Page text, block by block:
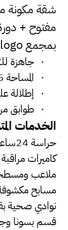
شقة مكونة
مفتوح +
بمجمع
· جاهزة
· المساحة 85م٢
· إطلالة
· طوابق
الخدمات
حراسة 24ساعة
كاميرات مراقبة
ملاعب
مسابح
نوادي صحية
قسم بسونا